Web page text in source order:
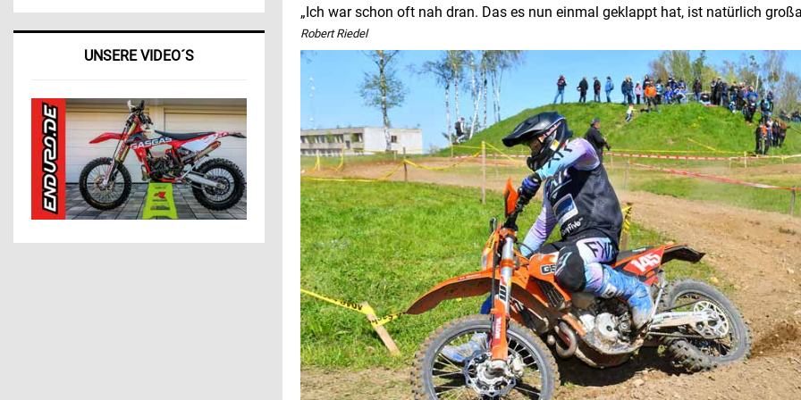
„Ich war schon oft nah dran. Das es nun einmal geklappt hat, ist natürlich
Robert Riedel
UNSERE VIDEO´S